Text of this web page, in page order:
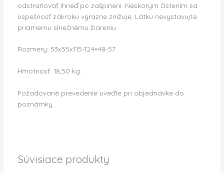
odstraňovať ihneď po zašpinení. Neskorým čistením sa
úspešnosť zákroku výrazne znižuje. Látku nevystavujte
priamemu slnečnému žiareniu.
Rozmery: 53x55x115-124×48-57 .
Hmotnosť: 18,50 kg.
Požadované prevedenie uveďte pri objednávke do
poznámky.
Súvisiace produkty